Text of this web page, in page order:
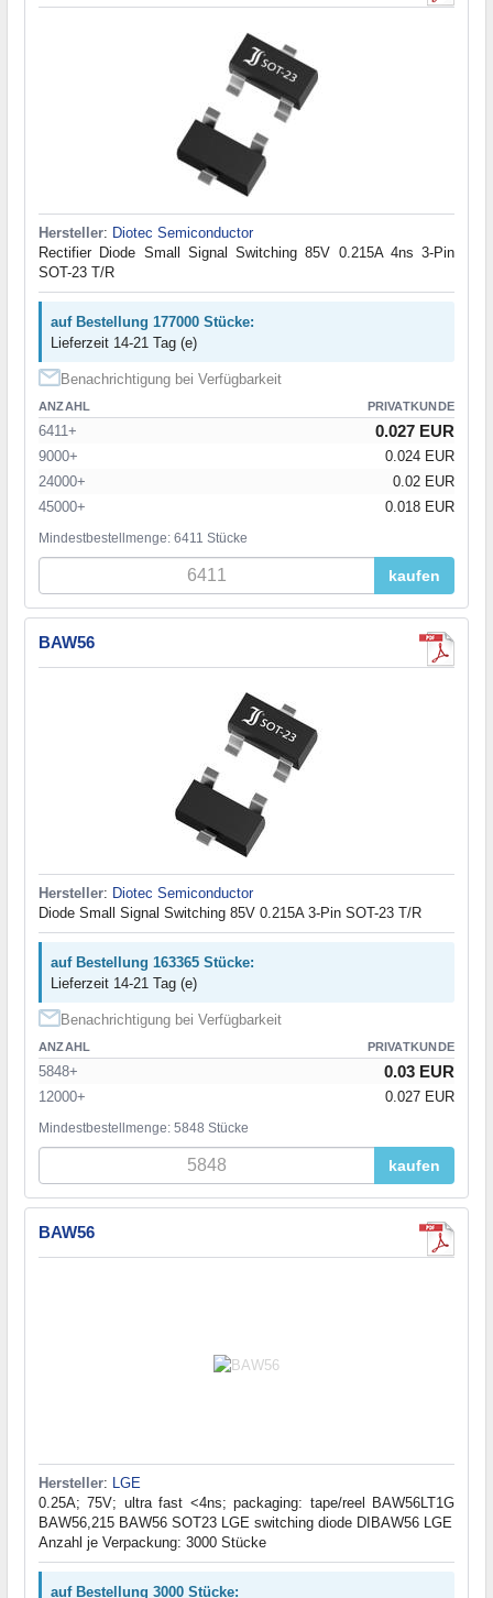
Hersteller: Diotec Semiconductor
Rectifier Diode Small Signal Switching 85V 0.215A 4ns 3-Pin
SOT-23 T/R
auf Bestellung 177000 Stücke:
Lieferzeit 14-21 Tag (e)
Benachrichtigung bei Verfügbarkeit
ANZAHL PRIVATKUNDE
6411+ 0.027 EUR
9000+
0.024 EUR
24000+
0.02 EUR
45000+
0.018 EUR
Mindestbestellmenge: 6411 Stücke
kaufen
BAW56
Hersteller: Diotec Semiconductor
Diode Small Signal Switching 85V 0.215A 3-Pin SOT-23 T/R
auf Bestellung 163365 Stücke:
Lieferzeit 14-21 Tag (e)
Benachrichtigung bei Verfügbarkeit
ANZAHL PRIVATKUNDE
5848+ 0.03 EUR
12000+ 0.027 EUR
Mindestbestellmenge: 5848 Stücke
kaufen
BAW56
Hersteller:
LGE
0.25A; 75V; ultra fast <4ns; packaging: tape/reel BAW56LT1G
BAW56,215 BAW56 SOT23 LGE switching diode DIBAW56 LGE
Anzahl je Verpackung: 3000 Stücke
auf Bestellung 3000 Stücke: